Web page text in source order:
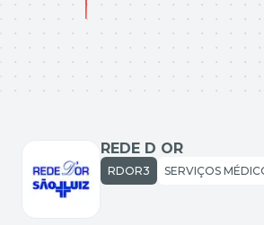
REDE D OR
RDOR3